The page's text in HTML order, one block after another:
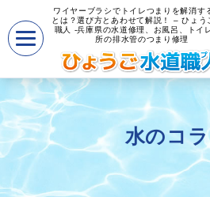
ワイヤーブラシでトイレつまりを解消す
とは？選び方とあわせて解説！ – ひょう
職人 -兵庫県の水道修理、お風呂、トイ
所の排水管のつまり修理
水のコ